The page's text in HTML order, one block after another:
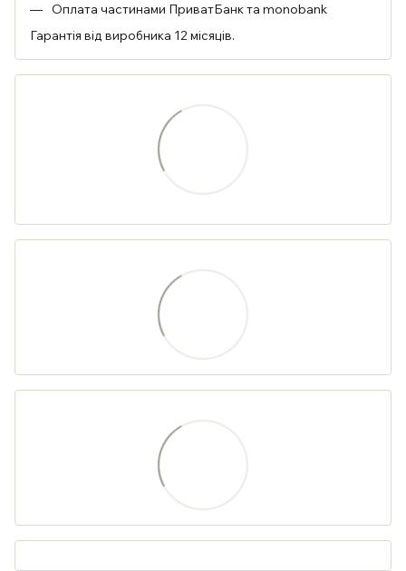
Оплата частинами ПриватБанк та monobank
Гарантія від виробника 12 місяців.